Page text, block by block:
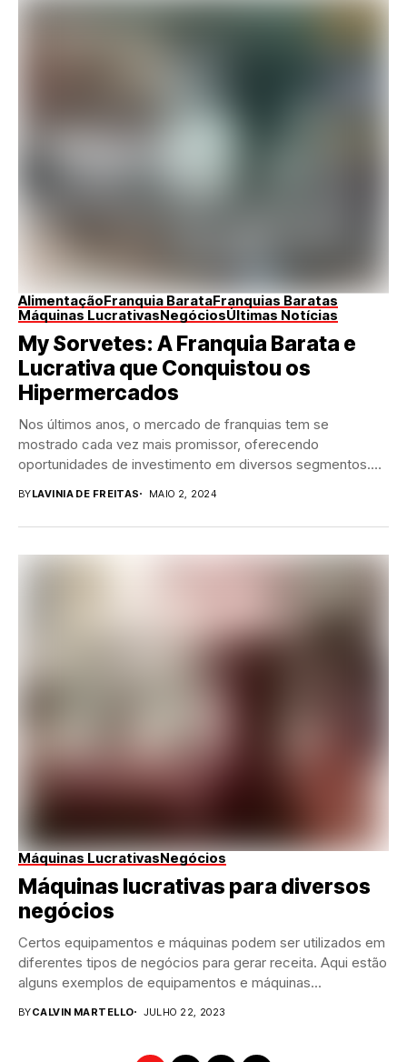
AlimentaçãoFranquia BarataFranquias Baratas
Máquinas LucrativasNegóciosÚltimas Notícias
My Sorvetes: A Franquia Barata e
Lucrativa que Conquistou os
Hipermercados
Nos últimos anos, o mercado de franquias tem se
mostrado cada vez mais promissor, oferecendo
oportunidades de investimento em diversos segmentos.
BYLAVINIA DE FREITAS MAIO 2, 2024
Máquinas LucrativasNegócios
Máquinas lucrativas para diversos
negócios
Certos equipamentos e máquinas podem ser utilizados em
diferentes tipos de negócios para gerar receita. Aqui estão
alguns exemplos de equipamentos e máquinas...
BYCALVIN MARTELLO JULHO 22, 2023